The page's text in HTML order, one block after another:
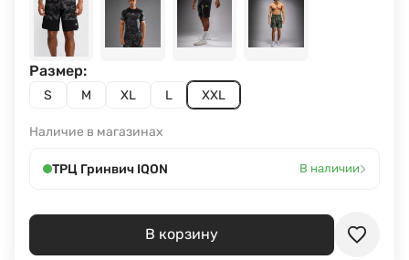
S M XL L XXL
Размер:
Наличие в магазинах
ТРЦ Гринвич IQON В наличии›
В корзину